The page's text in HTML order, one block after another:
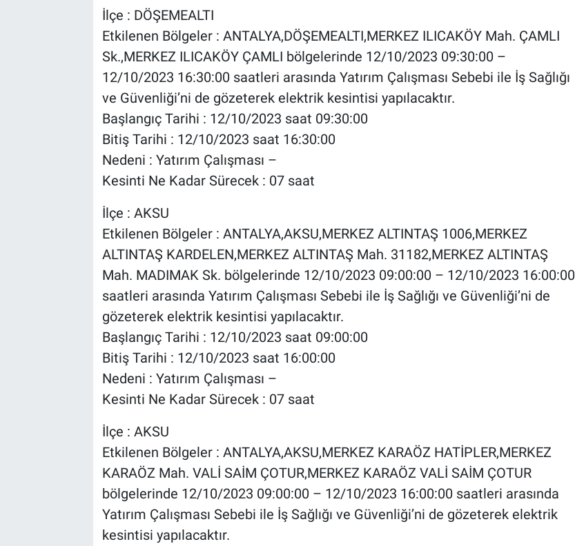
İlçe : DÖŞEMEALTI
Etkilenen Bölgeler : ANTALYA,DÖŞEMEALTI,MERKEZ ILICAKÖY Mah. ÇAMLI
Sk.,MERKEZ ILICAKÖY ÇAMLI bölgelerinde 12/10/2023 09:30:00 –
12/10/2023 16:30:00 saatleri arasında Yatırım Çalışması Sebebi ile İş Sağlığı
ve Güvenliği’ni de gözeterek elektrik kesintisi yapılacaktır.
Başlangıç Tarihi : 12/10/2023 saat 09:30:00
Bitiş Tarihi : 12/10/2023 saat 16:30:00
Nedeni : Yatırım Çalışması –
Kesinti Ne Kadar Sürecek : 07 saat
İlçe : AKSU
Etkilenen Bölgeler : ANTALYA,AKSU,MERKEZ ALTINTAŞ 1006,MERKEZ
ALTINTAŞ KARDELEN,MERKEZ ALTINTAŞ Mah. 31182,MERKEZ ALTINTAŞ
Mah. MADIMAK Sk. bölgelerinde 12/10/2023 09:00:00 – 12/10/2023 16:00:00
saatleri arasında Yatırım Çalışması Sebebi ile İş Sağlığı ve Güvenliği’ni de
gözeterek elektrik kesintisi yapılacaktır.
Başlangıç Tarihi : 12/10/2023 saat 09:00:00
Bitiş Tarihi : 12/10/2023 saat 16:00:00
Nedeni : Yatırım Çalışması –
Kesinti Ne Kadar Sürecek : 07 saat
İlçe : AKSU
Etkilenen Bölgeler : ANTALYA,AKSU,MERKEZ KARAÖZ HATİPLER,MERKEZ
KARAÖZ Mah. VALİ SAİM ÇOTUR,MERKEZ KARAÖZ VALİ SAİM ÇOTUR
bölgelerinde 12/10/2023 09:00:00 – 12/10/2023 16:00:00 saatleri arasında
Yatırım Çalışması Sebebi ile İş Sağlığı ve Güvenliği’ni de gözeterek elektrik
kesintisi yapılacaktır.